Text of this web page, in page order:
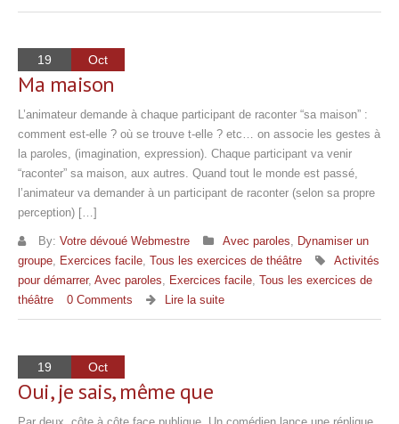
19 Oct
Ma maison
L’animateur demande à chaque participant de raconter “sa maison” :
comment est-elle ? où se trouve t-elle ? etc… on associe les gestes à
la paroles, (imagination, expression). Chaque participant va venir
“raconter” sa maison, aux autres. Quand tout le monde est passé,
l’animateur va demander à un participant de raconter (selon sa propre
perception) […]
By: Votre dévoué Webmestre Avec paroles, Dynamiser un
groupe, Exercices facile, Tous les exercices de théâtre
Activités
pour démarrer, Avec paroles, Exercices facile, Tous les exercices de
théâtre
0 Comments Lire la suite
19 Oct
Oui, je sais, même que